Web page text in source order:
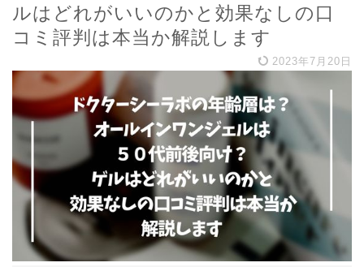
ルはどれがいいのかと効果なしの口
コミ評判は本当か解説します
2023年7月20日